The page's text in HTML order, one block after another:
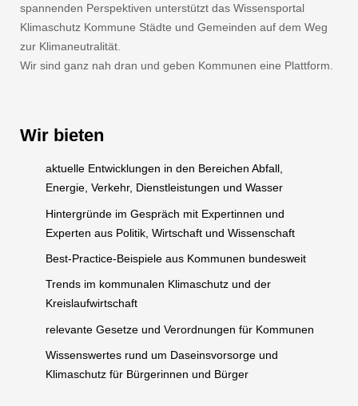
spannenden Perspektiven unterstützt das Wissensportal
Klimaschutz Kommune Städte und Gemeinden auf dem Weg
zur Klimaneutralität.
Wir sind ganz nah dran und geben Kommunen eine Plattform.
Wir bieten
aktuelle Entwicklungen in den Bereichen Abfall,
Energie, Verkehr, Dienstleistungen und Wasser
Hintergründe im Gespräch mit Expertinnen und
Experten aus Politik, Wirtschaft und Wissenschaft
Best-Practice-Beispiele aus Kommunen bundesweit
Trends im kommunalen Klimaschutz und der
Kreislaufwirtschaft
relevante Gesetze und Verordnungen für Kommunen
Wissenswertes rund um Daseinsvorsorge und
Klimaschutz für Bürgerinnen und Bürger